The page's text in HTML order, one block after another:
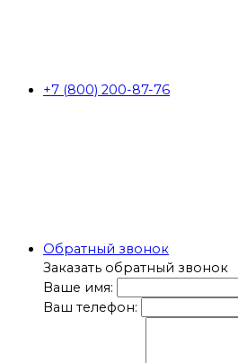
+7 (800) 200-87-76
Обратный звонок
Заказать обратный звонок
Ваше имя:
Ваш телефон: